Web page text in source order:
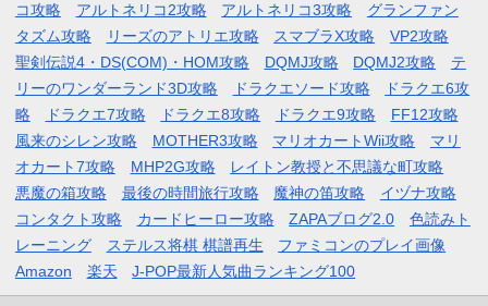
コ攻略
アルトネリコ2攻略 アルトネリコ3攻略
グランファン
タズム攻略
リーズのアトリエ攻略 スマブラX攻略
VP2攻略
聖剣伝説4・DS(COM)・HOM攻略
DQMJ攻略 DQMJ2攻略
テ
リーのワンダーランド3D攻略
ドラクエソード攻略
ドラクエ6攻
略
ドラクエ7攻略 ドラクエ8攻略 ドラクエ9攻略
FF12攻略
風来のシレン攻略
MOTHER3攻略 マリオカートWii攻略
マリ
オカート7攻略
MHP2G攻略
レイトン教授と不思議な町攻略
悪魔の箱攻略
最後の時間旅行攻略 魔神の笛攻略
イヅナ攻略
コンタクト攻略
カードヒーロー攻略 ZAPAブログ2.0
色読みト
レーニング
ステルス将棋 棋譜再生
ファミコンのプレイ画像
Amazon
楽天 J-POP最新人気曲ランキング100